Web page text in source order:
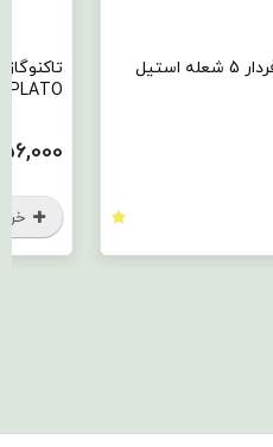
تاکنوگاز اجاق گاز 5 شعله تک فر مدل